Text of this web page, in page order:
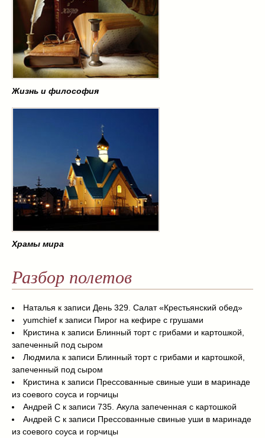
Жизнь и философия
Храмы мира
Разбор полетов
Наталья к записи День 329. Салат «Крестьянский обед»
yumchief к записи Пирог на кефире с грушами
Кристина к записи Блинный торт с грибами и картошкой,
запеченный под сыром
Людмила к записи Блинный торт с грибами и картошкой,
запеченный под сыром
Кристина к записи Прессованные свиные уши в маринаде
из соевого соуса и горчицы
Андрей С к записи 735. Акула запеченная с картошкой
Андрей С к записи Прессованные свиные уши в маринаде
из соевого соуса и горчицы